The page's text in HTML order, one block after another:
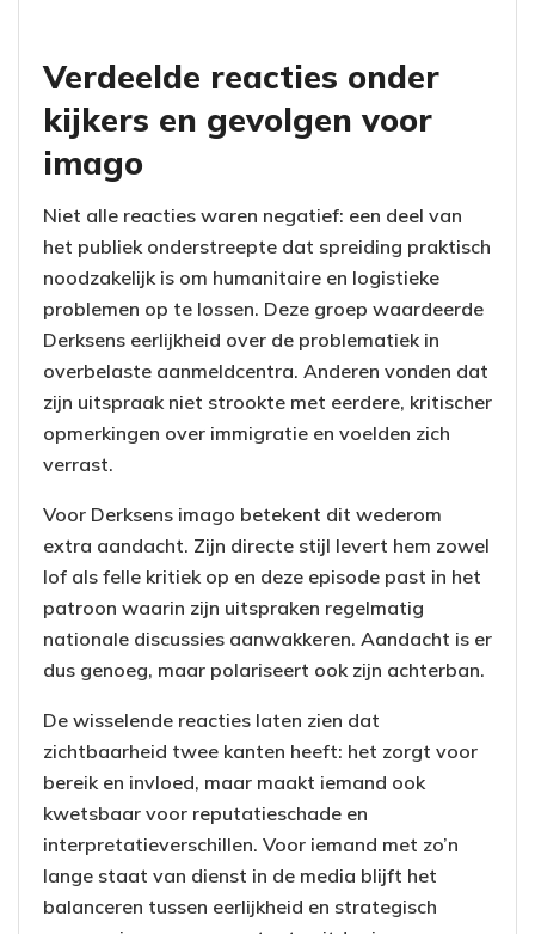
Verdeelde reacties onder
kijkers en gevolgen voor
imago
Niet alle reacties waren negatief: een deel van
het publiek onderstreepte dat spreiding praktisch
noodzakelijk is om humanitaire en logistieke
problemen op te lossen. Deze groep waardeerde
Derksens eerlijkheid over de problematiek in
overbelaste aanmeldcentra. Anderen vonden dat
zijn uitspraak niet strookte met eerdere, kritischer
opmerkingen over immigratie en voelden zich
verrast.
Voor Derksens imago betekent dit wederom
extra aandacht. Zijn directe stijl levert hem zowel
lof als felle kritiek op en deze episode past in het
patroon waarin zijn uitspraken regelmatig
nationale discussies aanwakkeren. Aandacht is er
dus genoeg, maar polariseert ook zijn achterban.
De wisselende reacties laten zien dat
zichtbaarheid twee kanten heeft: het zorgt voor
bereik en invloed, maar maakt iemand ook
kwetsbaar voor reputatieschade en
interpretatieverschillen. Voor iemand met zo’n
lange staat van dienst in de media blijft het
balanceren tussen eerlijkheid en strategisch